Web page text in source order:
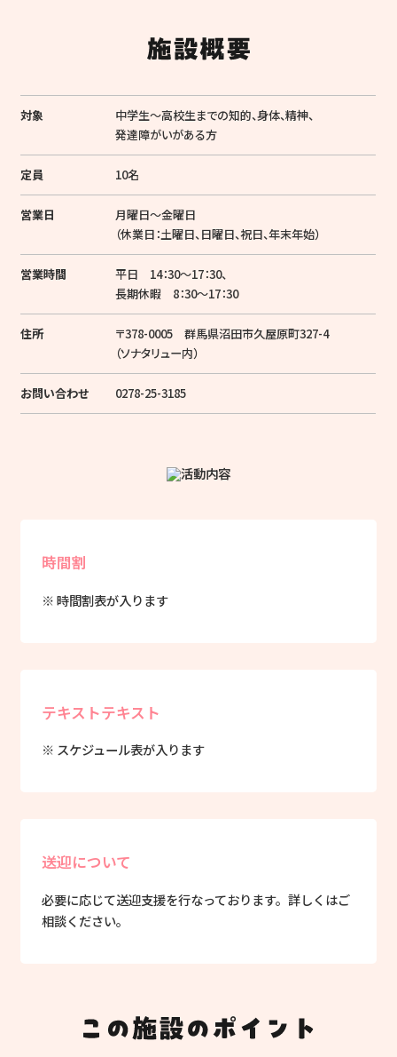
対象
中学生〜高校生までの知的、身体、精神、
発達障がいがある方
定員 10名
営業日
月曜日～金曜日
（休業日：土曜日、日曜日、祝日、年末年始）
営業時間
平日 14：30～17：30、
長期休暇 8：30～17：30
住所
〒378-0005 群馬県沼田市久屋原町327-4
（ソナタリュー内）
お問い合わせ 0278-25-3185
時間割
※ 時間割表が入ります
テキストテキスト
※ スケジュール表が入ります
送迎について
必要に応じて送迎支援を行なっております。詳しくはご
相談ください。